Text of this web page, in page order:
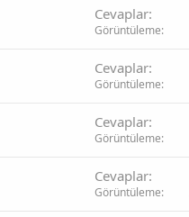
Cevaplar
Görüntüleme
Cevaplar
Görüntüleme
Cevaplar
Görüntüleme
Cevaplar
Görüntüleme